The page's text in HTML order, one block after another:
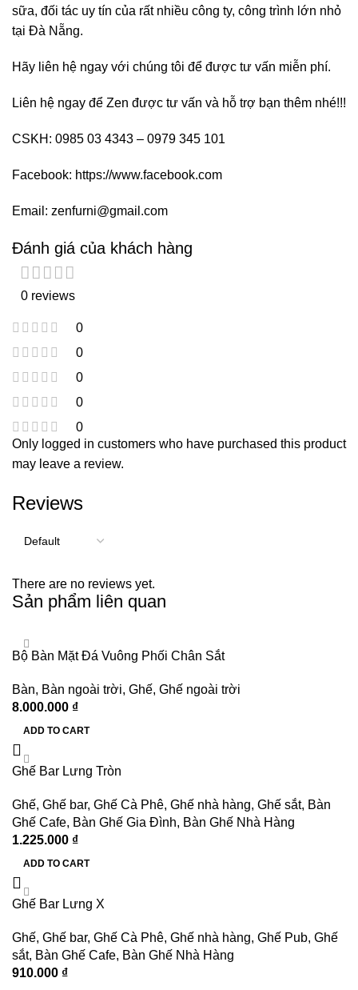
sữa, đối tác uy tín của rất nhiều công ty, công trình lớn nhỏ
tại Đà Nẵng.
Hãy liên hệ ngay với chúng tôi để được tư vấn miễn phí.
Liên hệ ngay để Zen được tư vấn và hỗ trợ bạn thêm nhé!!!
CSKH: 0985 03 4343 – 0979 345 101
Facebook: https://www.facebook.com
Email: zenfurni@gmail.com
Đánh giá của khách hàng
0 reviews
0
0
0
0
0
Reviews
There are no reviews yet.
Only logged in customers who have purchased this product
may leave a review.
Sản phẩm liên quan
Bộ Bàn Mặt Đá Vuông Phối Chân Sắt
Bàn, Bàn ngoài trời, Ghế, Ghế ngoài trời
8.000.000 ₫
ADD TO CART
Ghế Bar Lưng Tròn
Ghế, Ghế bar, Ghế Cà Phê, Ghế nhà hàng, Ghế sắt, Bàn
Ghế Cafe, Bàn Ghế Gia Đình, Bàn Ghế Nhà Hàng
1.225.000 ₫
ADD TO CART
Ghế Bar Lưng X
Ghế, Ghế bar, Ghế Cà Phê, Ghế nhà hàng, Ghế Pub, Ghế
sắt, Bàn Ghế Cafe, Bàn Ghế Nhà Hàng
910.000 ₫